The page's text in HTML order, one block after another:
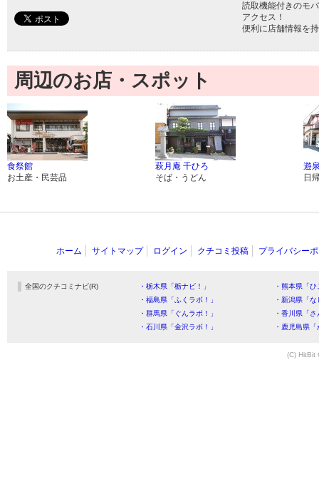
読取機能付きのモ
アクセス！
便利に店舗情報を
周辺のお店・スポット
食祭館
お土産・民芸品
萩月庵 千ひろ
そば・うどん
遊
日
ホーム サイトマップ ログイン クチコミ投稿 プライバシー
全国のクチコミナビ(R) ・栃木県「栃ナビ！」
・熊本県「
・福島県「ふくラボ！」
・新潟県「
・群馬県「ぐんラボ！」
・香川県「
・石川県「金沢ラボ！」
・鹿児島県
(C) HitBit